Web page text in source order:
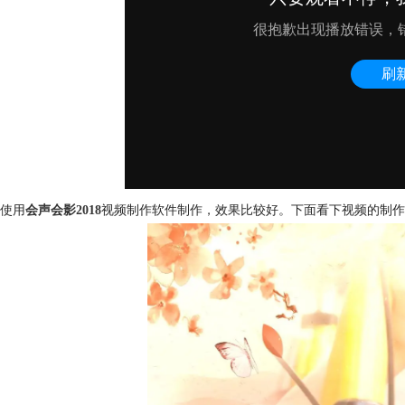
使用会声会影2018视频制作软件制作，效果比较好。下面看下视频的制